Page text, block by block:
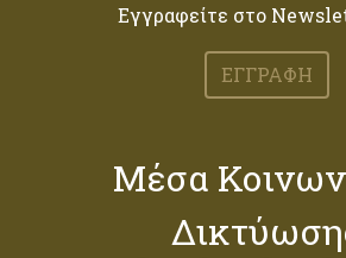
Εγγραφείτε στο
ΕΓΓΡΑΦΗ
Μέσα